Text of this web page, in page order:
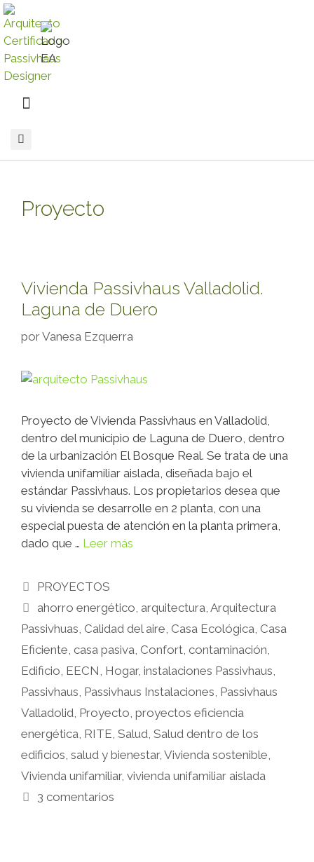
Proyecto
Vivienda Passivhaus Valladolid.
Laguna de Duero
porVanesa Ezquerra
Proyecto de Vivienda Passivhaus en Valladolid,
dentro del municipio de Laguna de Duero, dentro
de la urbanización El Bosque Real. Se trata de una
vivienda unifamiliar aislada, diseñada bajo el
estándar Passivhaus. Los propietarios desea que
su vivienda se desarrolle en 2 planta, con una
especial puesta de atención en la planta primera,
dado que … Leer más
PROYECTOS
ahorro energético arquitectura ,Arquitectura
Passivhuas Calidad del aire Casa Ecológica Casa
Eficiente casa pasiva Confort contaminación
Edificio EECN Hogar, instalaciones Passivhaus
Passivhaus Passivhaus Instalaciones Passivhaus
Valladolid Proyecto proyectos eficiencia
energética RITE Salud Salud dentro de los
edificios salud y bienestar, Vivienda sostenible
Vivienda unifamiliar, vivienda unifamiliar aislada
3 comentarios